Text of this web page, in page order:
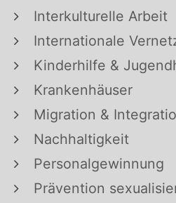
Interkulturelle Arbeit
Internationale
Kinderhilfe &
Krankenhäuser
Migration &
Nachhaltigkeit
Personalgewinnung
Prävention